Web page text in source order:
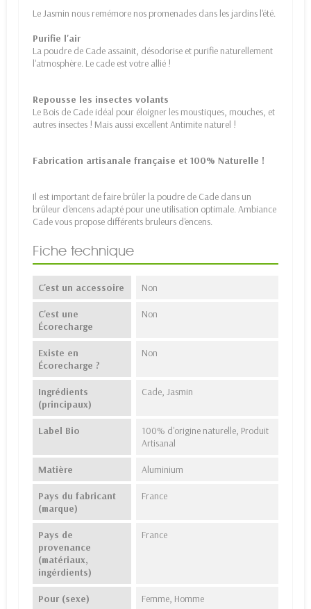
Le Jasmin nous remémore nos promenades dans les jardins l'été.
Purifie l'air
La poudre de Cade assainit, désodorise et purifie naturellement
l'atmosphère. Le cade est votre allié !
Repousse les insectes volants
Le Bois de Cade idéal pour éloigner les moustiques, mouches, et
autres insectes ! Mais aussi excellent Antimite naturel !
Fabrication artisanale française et 100% Naturelle !
Il est important de faire brûler la poudre de Cade dans un
brûleur d'encens adapté pour une utilisation optimale. Ambiance
Cade vous propose différents bruleurs d'encens.
Fiche technique
C'est un accessoire Non
C'est une
Écorecharge
Non
Existe en
Écorecharge ?
Non
Ingrédients
(principaux)
Cade, Jasmin
Label Bio
100% d'origine naturelle, Produit
Artisanal
Matière Aluminium
Pays du fabricant
(marque)
France
Pays de
provenance
(matériaux,
ingérdients)
France
Pour (sexe) Femme, Homme